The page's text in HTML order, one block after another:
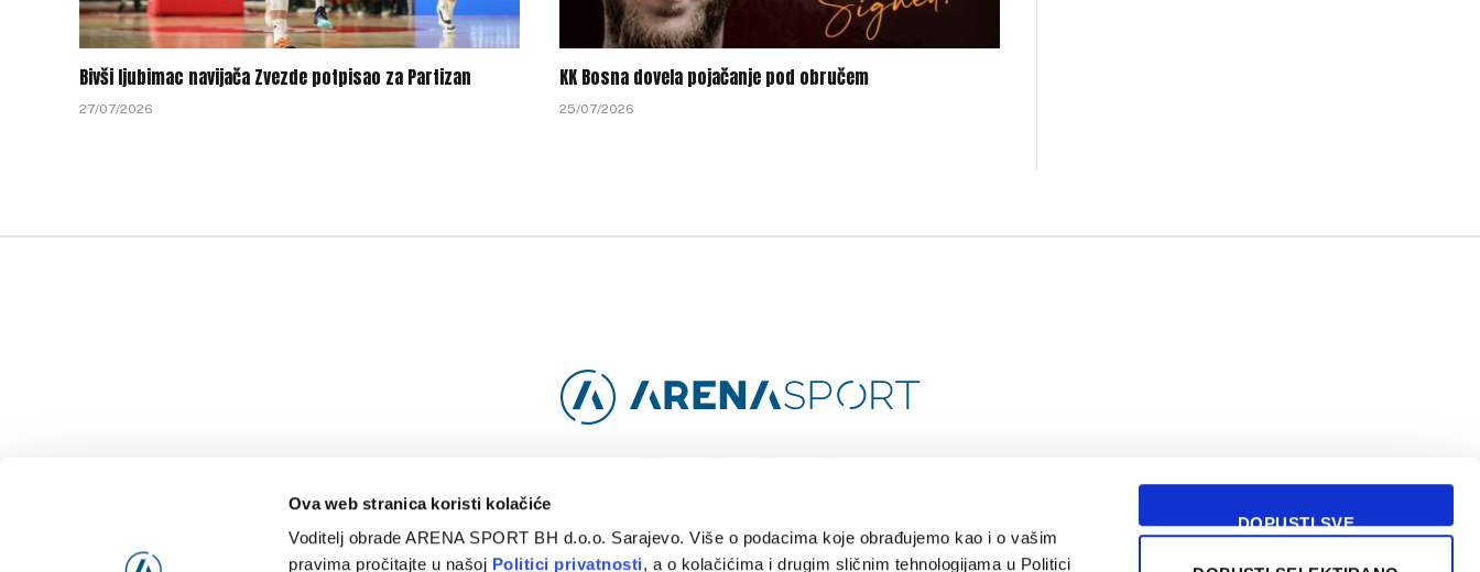
Ova web stranica koristi kolačiće
Voditelj obrade ARENA SPORT BH d.o.o. Sarajevo. Više o podacima koje obrađujemo kao i o vašim
pravima pročitajte u našoj Politici privatnosti, a o kolačićima i drugim sličnim tehnologijama u Politici
DOPUSTI SVE
Bivši ljubimac navijača Zvezde potpisao za Partizan
27/07/2026
KK Bosna dovela pojačanje pod obručem
25/07/2026
NAJNOVIJE POLITIKA PRIVATNOSTI